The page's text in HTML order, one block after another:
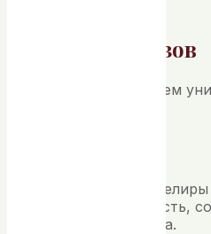
Создание эскизов
Вместе мы разработаем
Опытные мастера-
украшение в реальность,
высочайшего качества.